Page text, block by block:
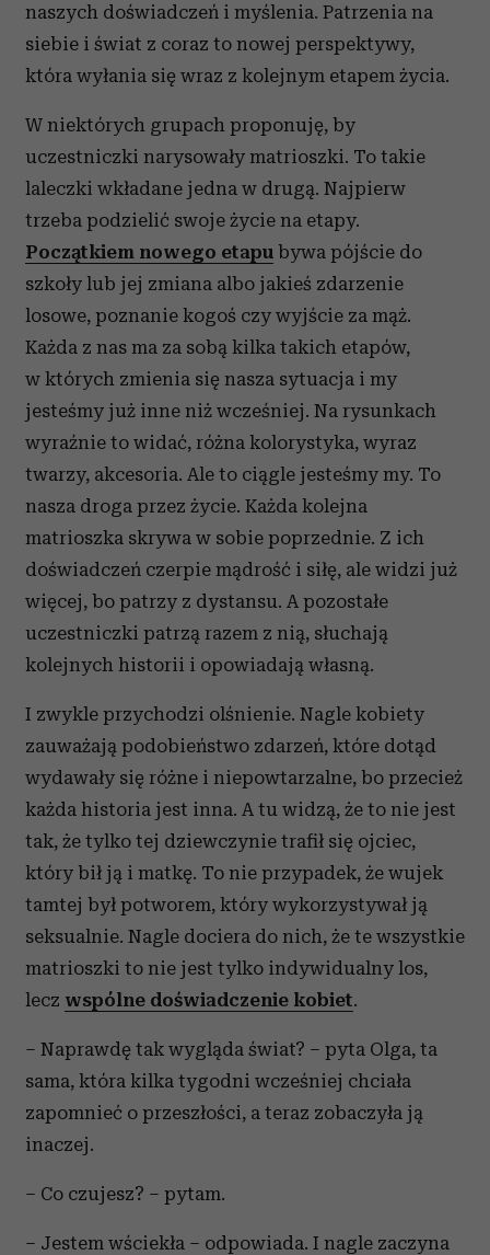
naszych doświadczeń i myślenia. Patrzenia na
siebie i świat z coraz to nowej perspektywy,
która wyłania się wraz z kolejnym etapem życia.
W niektórych grupach proponuję, by
uczestniczki narysowały matrioszki. To takie
laleczki wkładane jedna w drugą. Najpierw
trzeba podzielić swoje życie na etapy.
Początkiem nowego etapu bywa pójście do
szkoły lub jej zmiana albo jakieś zdarzenie
losowe, poznanie kogoś czy wyjście za mąż.
Każda z nas ma za sobą kilka takich etapów,
w których zmienia się nasza sytuacja i my
jesteśmy już inne niż wcześniej. Na rysunkach
wyraźnie to widać, różna kolorystyka, wyraz
twarzy, akcesoria. Ale to ciągle jesteśmy my. To
nasza droga przez życie. Każda kolejna
matrioszka skrywa w sobie poprzednie. Z ich
doświadczeń czerpie mądrość i siłę, ale widzi już
więcej, bo patrzy z dystansu. A pozostałe
uczestniczki patrzą razem z nią, słuchają
kolejnych historii i opowiadają własną.
I zwykle przychodzi olśnienie. Nagle kobiety
zauważają podobieństwo zdarzeń, które dotąd
wydawały się różne i niepowtarzalne, bo przecież
każda historia jest inna. A tu widzą, że to nie jest
tak, że tylko tej dziewczynie trafił się ojciec,
który bił ją i matkę. To nie przypadek, że wujek
tamtej był potworem, który wykorzystywał ją
seksualnie. Nagle dociera do nich, że te wszystkie
matrioszki to nie jest tylko indywidualny los,
lecz wspólne doświadczenie kobiet.
– Naprawdę tak wygląda świat? – pyta Olga, ta
sama, która kilka tygodni wcześniej chciała
zapomnieć o przeszłości, a teraz zobaczyła ją
inaczej.
– Co czujesz? – pytam.
– Jestem wściekła – odpowiada. I nagle zaczyna